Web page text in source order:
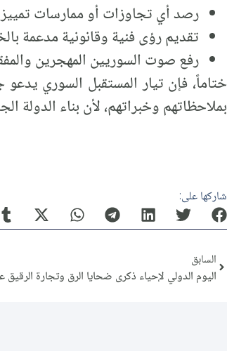
رصد أي تجاوزات أو ممارسات
تقديم رؤى فنية وقانونية مدعمة
رفع صوت السوريين المهجرين
ختاماً، فإن تيار المستقبل السوري
بملاحظاتهم وخبراتهم، لأن بناء
شاركها على:
السابق
اليوم الدولي لإحياء ذكرى ضحايا الرق وتجارة